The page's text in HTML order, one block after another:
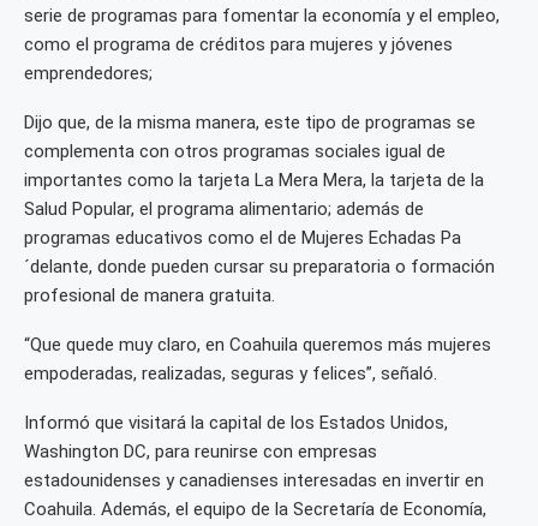
serie de programas para fomentar la economía y el empleo,
como el programa de créditos para mujeres y jóvenes
emprendedores;
Dijo que, de la misma manera, este tipo de programas se
complementa con otros programas sociales igual de
importantes como la tarjeta La Mera Mera, la tarjeta de la
Salud Popular, el programa alimentario; además de
programas educativos como el de Mujeres Echadas Pa
´delante, donde pueden cursar su preparatoria o formación
profesional de manera gratuita.
“Que quede muy claro, en Coahuila queremos más mujeres
empoderadas, realizadas, seguras y felices”, señaló.
Informó que visitará la capital de los Estados Unidos,
Washington DC, para reunirse con empresas
estadounidenses y canadienses interesadas en invertir en
Coahuila. Además, el equipo de la Secretaría de Economía,